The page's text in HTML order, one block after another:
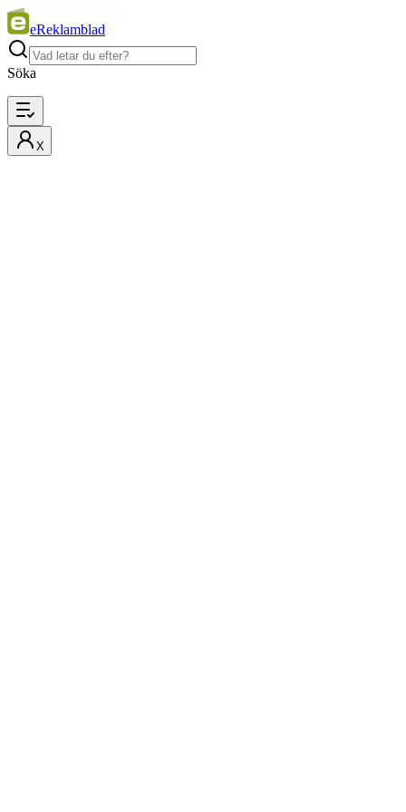
eReklamblad
Söka
X